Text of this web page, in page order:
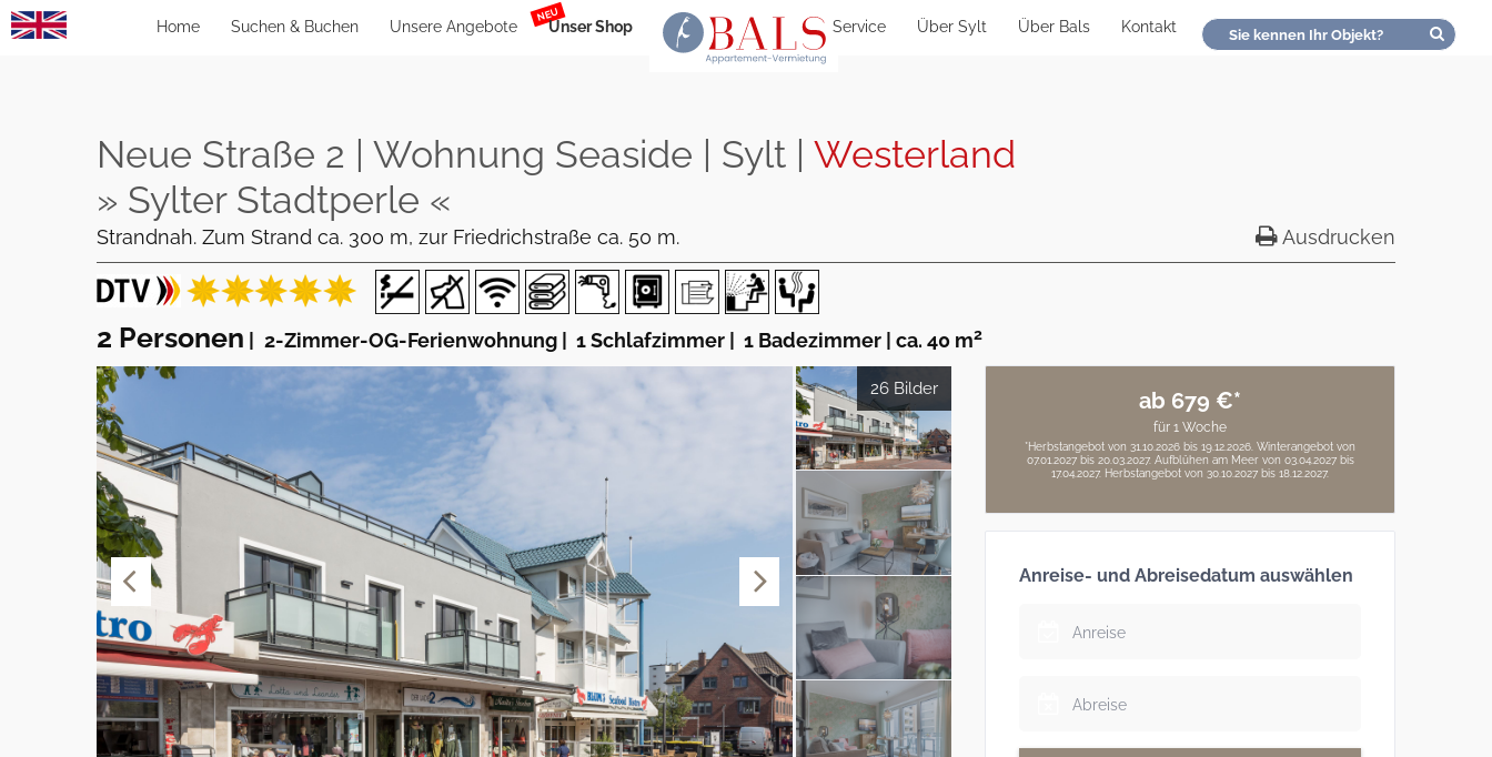
Service Über Sylt Über Bals Kontakt
Home Suchen & Buchen Unsere Angebote Unser Shop
NEU
Neue Straße 2 | Wohnung Seaside | Sylt | Westerland
» Sylter Stadtperle «
Strandnah. Zum Strand ca. 300 m, zur Friedrichstraße ca. 50 m. Ausdrucken
2 Personen 2-Zimmer-OG-Ferienwohnung 1 Schlafzimmer 1 Badezimmer ca. 40 m2
26 Bilder ab 679 €*
für 1 Woche
*Herbstangebot von 31.10.2026 bis 19.12.2026. Winterangebot von
07.01.2027 bis 20.03.2027. Aufblühen am Meer von 03.04.2027 bis
17.04.2027. Herbstangebot von 30.10.2027 bis 18.12.2027.
Anreise- und Abreisedatum auswählen